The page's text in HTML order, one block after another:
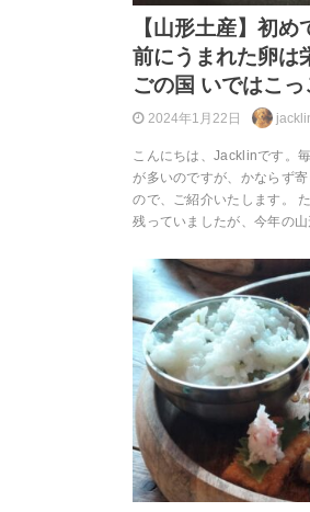
【山形土産】初
前にうまれた卵は
ごの国 いではこ
2024年1月22日
こんにちは、Jacklinです。
が多いのですが、かならず
ので、ご紹介いたします。
残っていましたが、今年の